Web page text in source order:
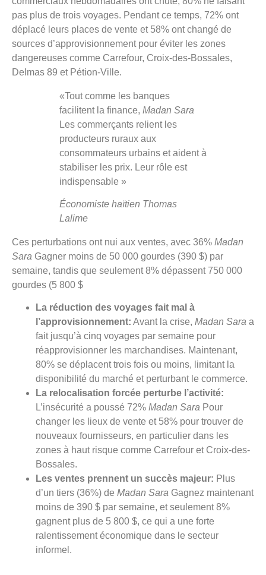
pas plus de trois voyages. Pendant ce temps, 72% ont
déplacé leurs places de vente et 58% ont changé de
sources d’approvisionnement pour éviter les zones
dangereuses comme Carrefour, Croix-des-Bossales,
Delmas 89 et Pétion-Ville.
«Tout comme les banques
facilitent la finance, Madan Sara
Les commerçants relient les
producteurs ruraux aux
consommateurs urbains et aident à
stabiliser les prix. Leur rôle est
indispensable »
Économiste haïtien Thomas
Lalime
Ces perturbations ont nui aux ventes, avec 36% Madan
Sara Gagner moins de 50 000 gourdes (390 $) par
semaine, tandis que seulement 8% dépassent 750 000
gourdes (5 800 $
La réduction des voyages fait mal à
l’approvisionnement: Avant la crise, Madan Sara a
fait jusqu’à cinq voyages par semaine pour
réapprovisionner les marchandises. Maintenant,
80% se déplacent trois fois ou moins, limitant la
disponibilité du marché et perturbant le commerce.
La relocalisation forcée perturbe l’activité:
L’insécurité a poussé 72% Madan Sara Pour
changer les lieux de vente et 58% pour trouver de
nouveaux fournisseurs, en particulier dans les
zones à haut risque comme Carrefour et Croix-des-
Bossales.
Les ventes prennent un succès majeur: Plus
d’un tiers (36%) de Madan Sara Gagnez maintenant
moins de 390 $ par semaine, et seulement 8%
gagnent plus de 5 800 $, ce qui a une forte
ralentissement économique dans le secteur
informel.